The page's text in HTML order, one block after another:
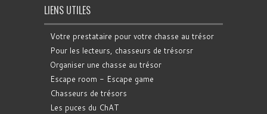
LIENS UTILES
Votre prestataire pour votre chasse au trésor
Pour les lecteurs, chasseurs de trésorsr
Organiser une chasse au trésor
Escape room - Escape game
Chasseurs de trésors
Les puces du ChAT